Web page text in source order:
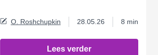
O. Roshchupkin 28.05.26 8 min
Lees verder